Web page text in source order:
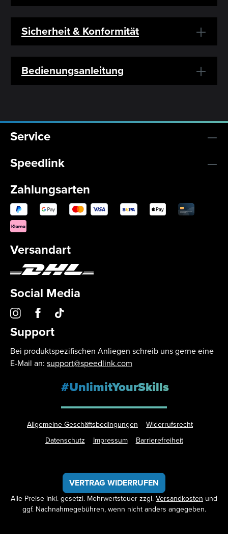
Sicherheit & Konformität
Bedienungsanleitung
Service
Speedlink
Zahlungsarten
Versandart
Social Media
Support
Bei produktspezifischen Anliegen schreib uns gerne eine
E-Mail an: support@speedlink.com
#UnlimitYourSkills
Allgemeine Geschäftsbedingungen
Widerrufsrecht
Datenschutz
Impressum Barrierefreiheit
VERTRAG WIDERRUFEN
Alle Preise inkl. gesetzl. Mehrwertsteuer zzgl.Versandkosten und
ggf. Nachnahmegebühren, wenn nicht anders angegeben.